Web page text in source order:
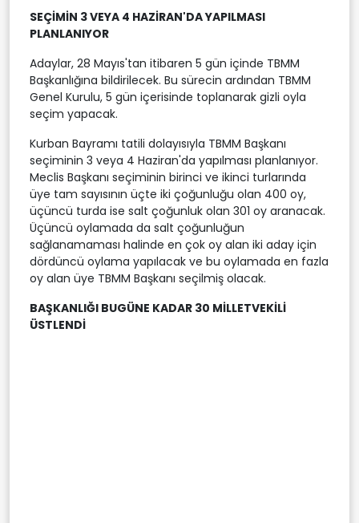
SEÇİMİN 3 VEYA 4 HAZİRAN'DA YAPILMASI
PLANLANIYOR
Adaylar, 28 Mayıs'tan itibaren 5 gün içinde TBMM
Başkanlığına bildirilecek. Bu sürecin ardından TBMM
Genel Kurulu, 5 gün içerisinde toplanarak gizli oyla
seçim yapacak.
Kurban Bayramı tatili dolayısıyla TBMM Başkanı
seçiminin 3 veya 4 Haziran'da yapılması planlanıyor.
Meclis Başkanı seçiminin birinci ve ikinci turlarında
üye tam sayısının üçte iki çoğunluğu olan 400 oy,
üçüncü turda ise salt çoğunluk olan 301 oy aranacak.
Üçüncü oylamada da salt çoğunluğun
sağlanamaması halinde en çok oy alan iki aday için
dördüncü oylama yapılacak ve bu oylamada en fazla
oy alan üye TBMM Başkanı seçilmiş olacak.
BAŞKANLIĞI BUGÜNE KADAR 30 MİLLETVEKİLİ
ÜSTLENDİ